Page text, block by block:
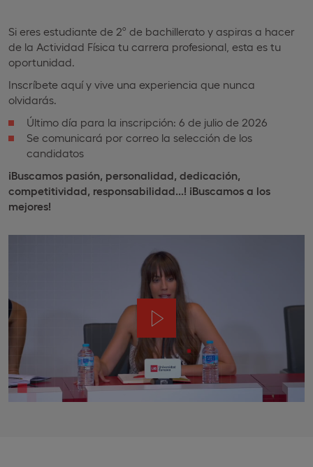
Si eres estudiante de 2º de bachillerato y aspiras a hacer
de la Actividad Física tu carrera profesional, esta es tu
oportunidad.
Inscríbete aquí y vive una experiencia que nunca
olvidarás.
Último día para la inscripción: 6 de julio de 2026
Se comunicará por correo la selección de los
candidatos
¡Buscamos pasión, personalidad, dedicación,
competitividad, responsabilidad...! ¡Buscamos a los
mejores!